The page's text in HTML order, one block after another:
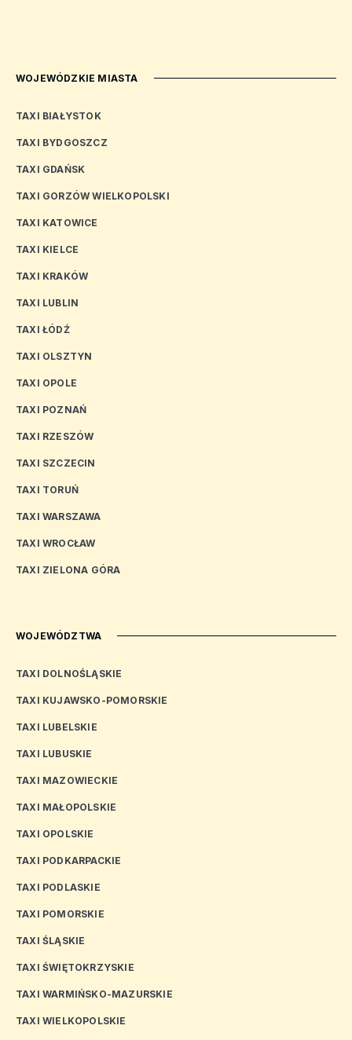
WOJEWÓDZKIE MIASTA
TAXI BIAŁYSTOK
TAXI BYDGOSZCZ
TAXI GDAŃSK
TAXI GORZÓW WIELKOPOLSKI
TAXI KATOWICE
TAXI KIELCE
TAXI KRAKÓW
TAXI LUBLIN
TAXI ŁÓDŹ
TAXI OLSZTYN
TAXI OPOLE
TAXI POZNAŃ
TAXI RZESZÓW
TAXI SZCZECIN
TAXI TORUŃ
TAXI WARSZAWA
TAXI WROCŁAW
TAXI ZIELONA GÓRA
WOJEWÓDZTWA
TAXI DOLNOŚLĄSKIE
TAXI KUJAWSKO-POMORSKIE
TAXI LUBELSKIE
TAXI LUBUSKIE
TAXI MAZOWIECKIE
TAXI MAŁOPOLSKIE
TAXI OPOLSKIE
TAXI PODKARPACKIE
TAXI PODLASKIE
TAXI POMORSKIE
TAXI ŚLĄSKIE
TAXI ŚWIĘTOKRZYSKIE
TAXI WARMIŃSKO-MAZURSKIE
TAXI WIELKOPOLSKIE